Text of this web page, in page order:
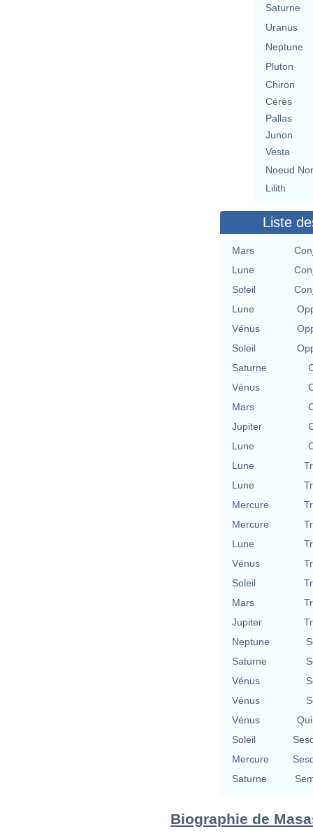
Saturne
Uranus
Neptune
Pluton
Chiron
Cérès
Pallas
Junon
Vesta
Noeud
Lilith
Liste
Mars
Lune
Soleil
Lune
Vénus
Soleil
Saturne
Vénus
Mars
Jupiter
Lune
Lune
Lune
Mercure
Mercure
Lune
Vénus
Soleil
Mars
Jupiter
Neptune
Saturne
Vénus
Vénus
Vénus
Soleil
Mercure
Saturne
Biographie de